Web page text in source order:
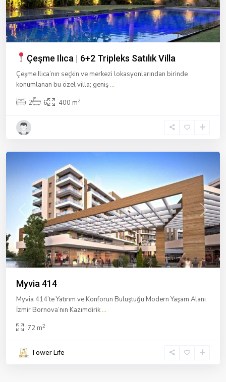
Çeşme Ilıca | 6+2 Tripleks Satılık Villa
Çeşme Ilıca’nın seçkin ve merkezi lokasyonlarından birinde
konumlanan bu özel villa; geniş...
2
6 400 m2
Kazımdirik
Previous Next
Myvia 414
Myvia 414’te Yatırım ve Konforun Buluştuğu Modern Yaşam Alanı
İzmir Bornova’nın Kazımdirik...
72 m2
Tower Life